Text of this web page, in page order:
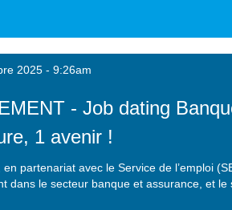
2025 - 9:26am
- Job dating
1 avenir !
en partenariat avec le Service de l’emploi
dans le secteur banque et assurance, et